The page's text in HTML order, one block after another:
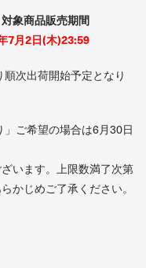
象商品販売期間
7月2日(木)23:59
次出荷開始予定となり
ご希望の場合は6月30日
います。上限数満了次第
かじめご了承ください。